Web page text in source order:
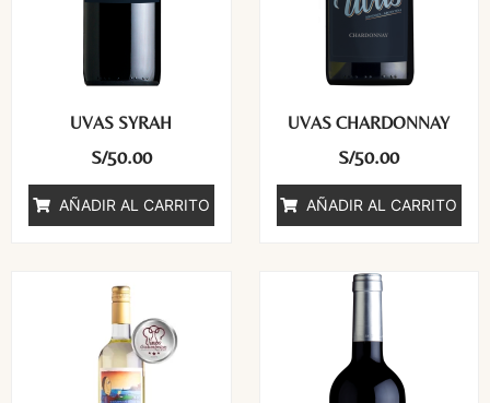
UVAS SYRAH
S/50.00
AÑADIR AL CARRITO
UVAS CHARDONNAY
S/50.00
AÑADIR AL CARRITO